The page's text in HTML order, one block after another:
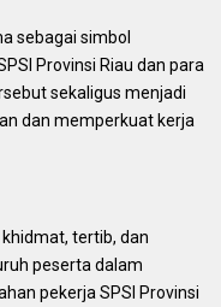
sebagai simbol
Provinsi Riau dan para
sekaligus menjadi
dan memperkuat kerja
tertib, dan
peserta dalam
pekerja SPSI Provinsi